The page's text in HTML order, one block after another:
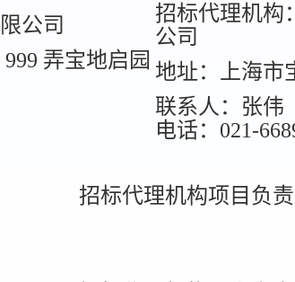
公司
招标代理机构
公司
弄宝地启园 地址：上海市
联系人：张伟
电话：021-
招标代理机构项目负